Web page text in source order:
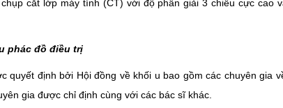
cắt lớp máy tính (CT) với độ phân giải 3 chiều cực
phác đồ điều trị
quyết định bởi Hội đồng về khối u bao gồm các chuyên
gia được chỉ định cùng với các bác sĩ khác.